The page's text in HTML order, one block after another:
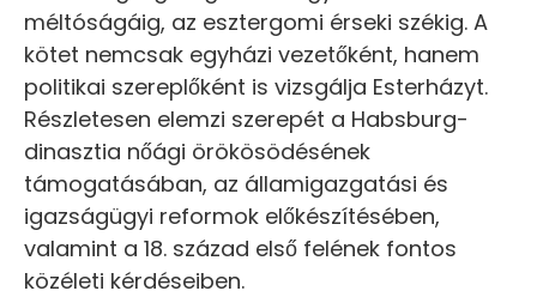
méltóságáig, az esztergomi érseki székig. A
kötet nemcsak egyházi vezetőként, hanem
politikai szereplőként is vizsgálja Esterházyt.
Részletesen elemzi szerepét a Habsburg-
dinasztia nőági örökösödésének
támogatásában, az államigazgatási és
igazságügyi reformok előkészítésében,
valamint a 18. század első felének fontos
közéleti kérdéseiben.